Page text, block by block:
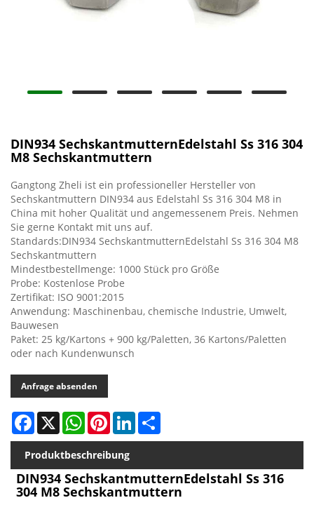
DIN934 SechskantmutternEdelstahl Ss 316 304
M8 Sechskantmuttern
Gangtong Zheli ist ein professioneller Hersteller von
Sechskantmuttern DIN934 aus Edelstahl Ss 316 304 M8 in
China mit hoher Qualität und angemessenem Preis. Nehmen
Sie gerne Kontakt mit uns auf.
Standards:DIN934 SechskantmutternEdelstahl Ss 316 304 M8
Sechskantmuttern
Mindestbestellmenge: 1000 Stück pro Größe
Probe: Kostenlose Probe
Zertifikat: ISO 9001:2015
Anwendung: Maschinenbau, chemische Industrie, Umwelt,
Bauwesen
Paket: 25 kg/Kartons + 900 kg/Paletten, 36 Kartons/Paletten
oder nach Kundenwunsch
Anfrage absenden
Facebook
X WhatsAppPinterestLinkedIn
Produktbeschreibung
DIN934 SechskantmutternEdelstahl Ss 316
304 M8 Sechskantmuttern